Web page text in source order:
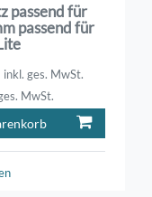
passend für
passend für
inkl. ges. MwSt.
MwSt.